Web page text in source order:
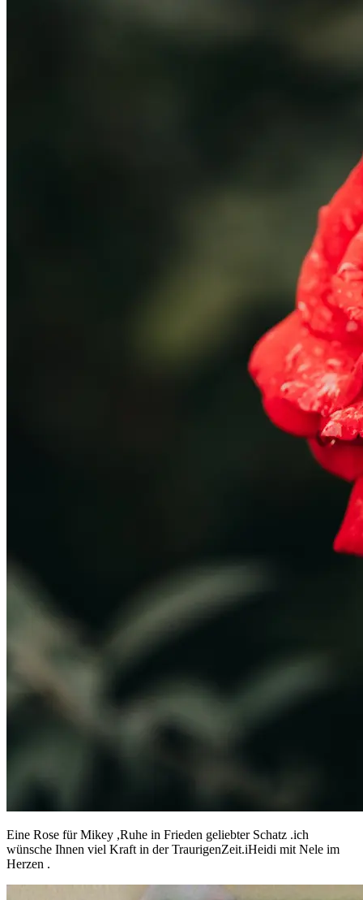
Eine Rose für Mikey ,Ruhe in Frieden geliebter Schatz .ich
wünsche Ihnen viel Kraft in der TraurigenZeit.iHeidi mit Nele im
Herzen .